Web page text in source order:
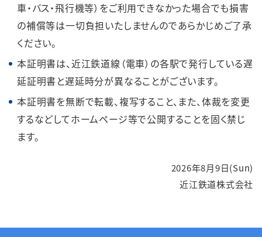
車・バス・飛行機等）をご利用できなかった場合でも損害
の補償等は一切負担いたしませんのであらかじめご了承
ください。
本証明書は、近江鉄道線（電車）の各駅で発行している遅
延証明書と遅延時分が異なることがございます。
本証明書を無断で転載、複写すること、また、体裁を変更
するなどしてホームページ等で公開することを固く禁じ
ます。
2026年8月9日(Sun)
近江鉄道株式会社